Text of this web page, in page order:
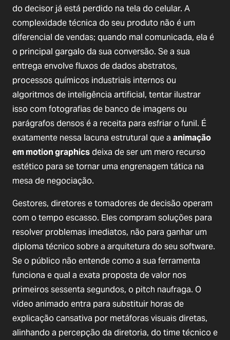
do decisor já está perdido na tela do celular. A
complexidade técnica do seu produto não é um
diferencial de vendas; quando mal comunicada, ela é
o principal gargalo da sua conversão. Se a sua
entrega envolve fluxos de dados abstratos,
processos químicos industriais internos ou
algoritmos de inteligência artificial, tentar ilustrar
isso com fotografias de banco de imagens ou
parágrafos densos é a receita para esfriar o funil. É
exatamente nessa lacuna estrutural que a animação
em motion graphicsdeixa de ser um mero recurso
estético para se tornar uma engrenagem tática na
mesa de negociação.
Gestores, diretores e tomadores de decisão operam
com o tempo escasso. Eles compram soluções para
resolver problemas imediatos, não para ganhar um
diploma técnico sobre a arquitetura do seu software.
Se o público não entende como a sua ferramenta
funciona e qual a exata proposta de valor nos
primeiros sessenta segundos, o pitch naufraga. O
vídeo animado entra para substituir horas de
explicação cansativa por metáforas visuais diretas,
alinhando a percepção da diretoria, do time técnico e